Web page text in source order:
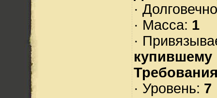
·
· Масса: 1
·
купившему
· Уровень: 7